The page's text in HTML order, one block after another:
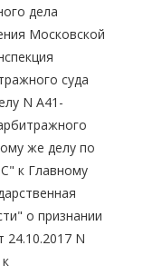
дела
Московской
суда
N А41-
же делу по
к Главному
о признании
24.10.2017 N